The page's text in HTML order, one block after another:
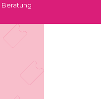
Beratung